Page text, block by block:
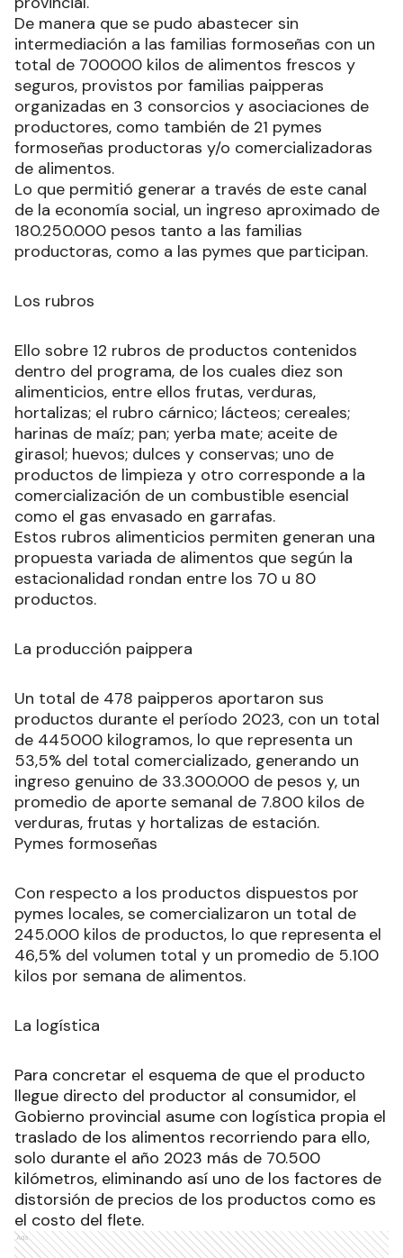
De manera que se pudo abastecer sin
intermediación a las familias formoseñas con un
total de 700000 kilos de alimentos frescos y
seguros, provistos por familias paipperas
organizadas en 3 consorcios y asociaciones de
productores, como también de 21 pymes
formoseñas productoras y/o comercializadoras
de alimentos.
Lo que permitió generar a través de este canal
de la economía social, un ingreso aproximado de
180.250.000 pesos tanto a las familias
productoras, como a las pymes que participan.
Los rubros
Ello sobre 12 rubros de productos contenidos
dentro del programa, de los cuales diez son
alimenticios, entre ellos frutas, verduras,
hortalizas; el rubro cárnico; lácteos; cereales;
harinas de maíz; pan; yerba mate; aceite de
girasol; huevos; dulces y conservas; uno de
productos de limpieza y otro corresponde a la
comercialización de un combustible esencial
como el gas envasado en garrafas.
Estos rubros alimenticios permiten generan una
propuesta variada de alimentos que según la
estacionalidad rondan entre los 70 u 80
productos.
La producción paippera
Un total de 478 paipperos aportaron sus
productos durante el período 2023, con un total
de 445000 kilogramos, lo que representa un
53,5% del total comercializado, generando un
ingreso genuino de 33.300.000 de pesos y, un
promedio de aporte semanal de 7.800 kilos de
verduras, frutas y hortalizas de estación.
Pymes formoseñas
Con respecto a los productos dispuestos por
pymes locales, se comercializaron un total de
245.000 kilos de productos, lo que representa el
46,5% del volumen total y un promedio de 5.100
kilos por semana de alimentos.
La logística
Para concretar el esquema de que el producto
llegue directo del productor al consumidor, el
Gobierno provincial asume con logística propia el
traslado de los alimentos recorriendo para ello,
solo durante el año 2023 más de 70.500
kilómetros, eliminando así uno de los factores de
distorsión de precios de los productos como es
el costo del flete.
Ads